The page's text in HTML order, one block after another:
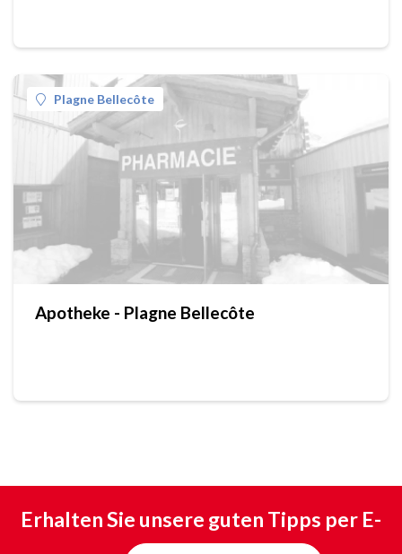
Plagne Bellecôte
Apotheke - Plagne Bellecôte
Erhalten Sie unsere guten Tipps per E-